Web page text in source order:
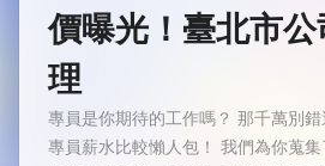
價曝光！臺北市
理
專員是你期待的工作嗎？ 那千萬別
專員薪水比較懶人包！ 我們為你蒐